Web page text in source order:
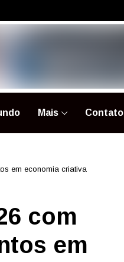
Mais Contato
em economia criativa
com
em